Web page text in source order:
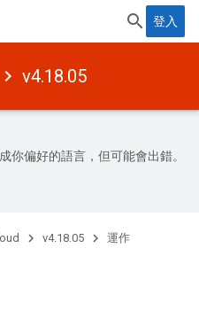
登入
v4.18.05
你偏好的語言，但可能會出錯。
v4.18.05 運作